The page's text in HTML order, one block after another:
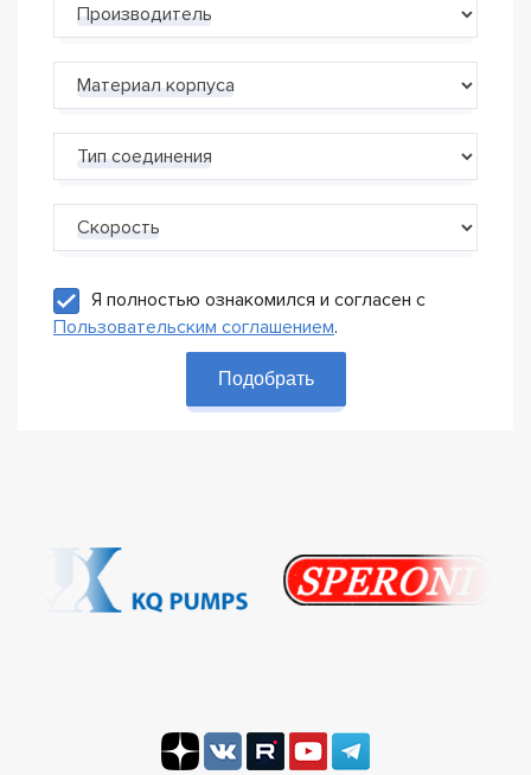
Производитель
Материал корпуса
Тип соединения
Скорость
Я полностью ознакомился и согласен с
Пользовательским соглашением.
Подобрать